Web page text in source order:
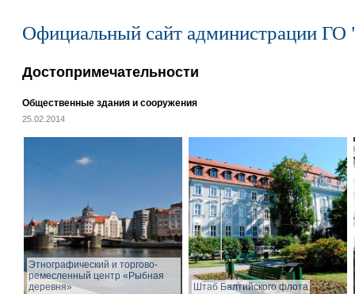
Официальный сайт администрации ГО
Достопримечательности
Общественные здания и сооружения
25.02.2014
Этнографический и торгово-
ремесленный центр «Рыбная
деревня»
Штаб Балтийского флота